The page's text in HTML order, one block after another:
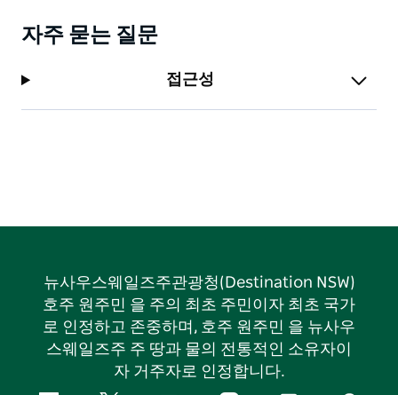
자주 묻는 질문
접근성
뉴사우스웨일즈주관광청(Destination NSW)
호주 원주민 을 주의 최초 주민이자 최초 국가
로 인정하고 존중하며, 호주 원주민 을 뉴사우
스웨일즈주 주 땅과 물의 전통적인 소유자이
자 거주자로 인정합니다.